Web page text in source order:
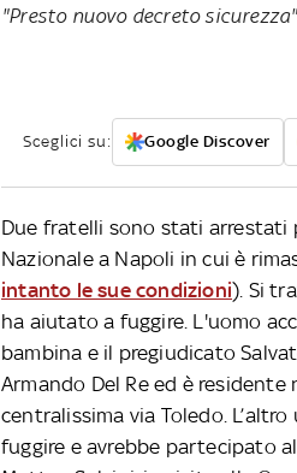
"Presto nuovo decreto sicurezza"
Sceglici su: Google Discover
Due fratelli sono stati arrestati
Nazionale a Napoli in cui è
intanto le sue condizioni). Si
ha aiutato a fuggire. L'uomo
bambina e il pregiudicato
Armando Del Re ed è
centralissima via Toledo.
fuggire e avrebbe partecipato